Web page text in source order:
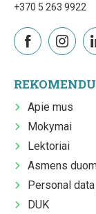
+370 5 263 9922
Apie mus
Mokymai
Lektoriai
Asmens
Personal
DUK